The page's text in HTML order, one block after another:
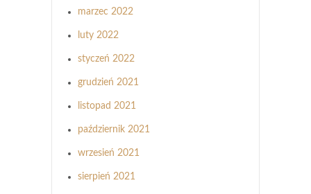
marzec 2022
luty 2022
styczeń 2022
grudzień 2021
listopad 2021
październik 2021
wrzesień 2021
sierpień 2021